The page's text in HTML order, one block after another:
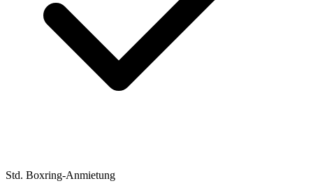
Std. Boxring-Anmietung